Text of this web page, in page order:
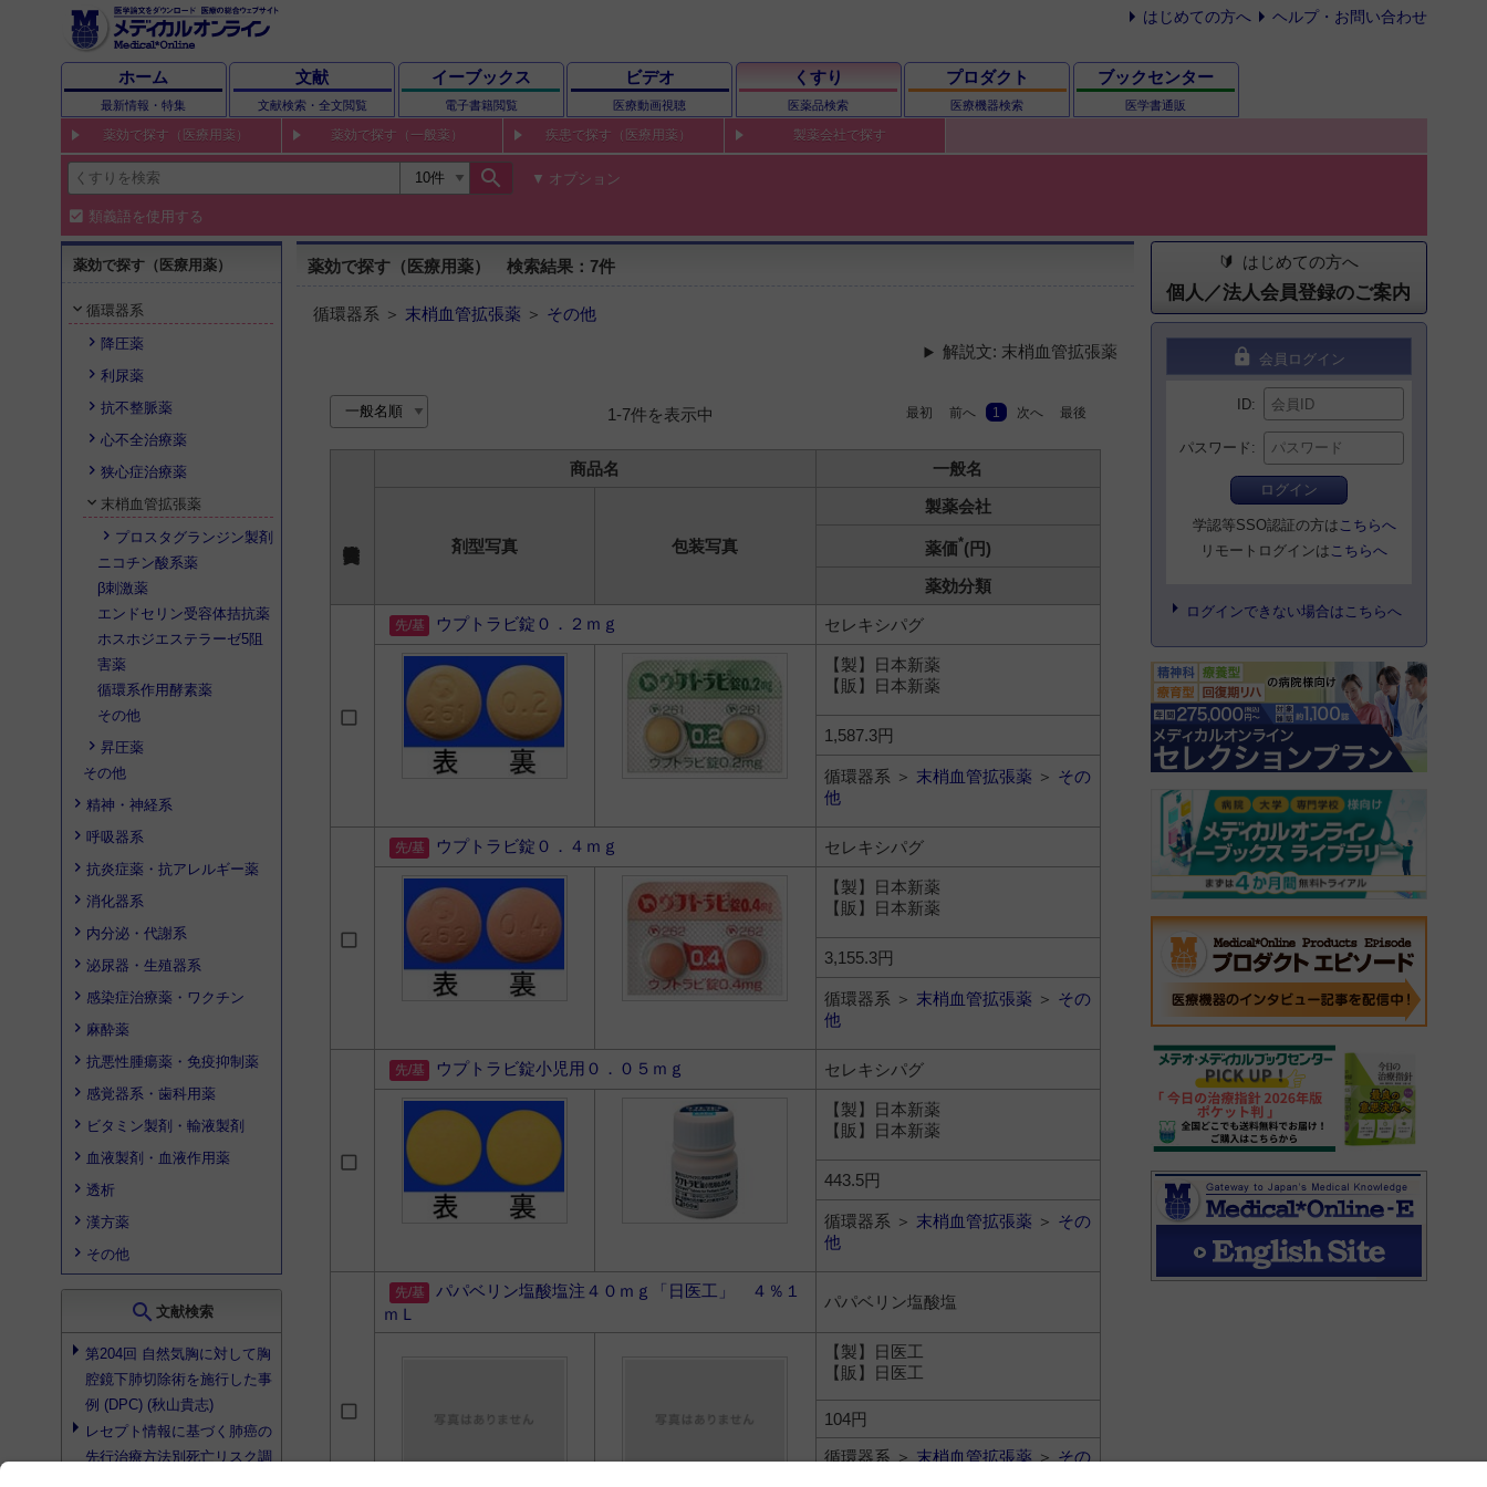
はじめての方へ ヘルプ・お問い合わせ
ホーム
最新情報・特集
文献
文献検索・全文閲覧
イーブックス
電子書籍閲覧
ビデオ
医療動画視聴
くすり
医薬品検索
プロダクト
医療機器検索
ブックセンター
医学書通販
薬効で探す（医療用薬） 薬効で探す（一般薬） 疾患で探す（医療用薬） 製薬会社で探す
search オプション
類義語を使用する
薬効で探す（医療用薬）
循環器系
降圧薬
利尿薬
抗不整脈薬
心不全治療薬
狭心症治療薬
末梢血管拡張薬
プロスタグランジン製剤
ニコチン酸系薬
β刺激薬
エンドセリン受容体拮抗薬
ホスホジエステラーゼ5阻
害薬
循環系作用酵素薬
その他
昇圧薬
その他
精神・神経系
呼吸器系
抗炎症薬・抗アレルギー薬
消化器系
内分泌・代謝系
泌尿器・生殖器系
感染症治療薬・ワクチン
麻酔薬
抗悪性腫瘍薬・免疫抑制薬
感覚器系・歯科用薬
ビタミン製剤・輸液製剤
血液製剤・血液作用薬
透析
漢方薬
その他
search 文献検索
第204回 自然気胸に対して胸
腔鏡下肺切除術を施行した事
例 (DPC) (秋山貴志)
レセプト情報に基づく肺癌の
先行治療方法別死亡リスク調
薬効で探す（医療用薬） 検索結果：7件
循環器系 ＞ 末梢血管拡張薬 ＞ その他
解説文: 末梢血管拡張薬
1-7件を表示中 最初 前へ 1 次へ 最後
商品名 一般名
剤型写真 包装写真
製薬会社
薬価*(円)
薬効分類
ウプトラビ錠０．２ｍｇ
セレキシパグ
【製】日本新薬
【販】日本新薬
1,587.3円
循環器系 ＞ 末梢血管拡張薬 ＞ その
他
ウプトラビ錠０．４ｍｇ セレキシパグ
【製】日本新薬
【販】日本新薬
3,155.3円
循環器系 ＞ 末梢血管拡張薬 ＞ その
他
ウプトラビ錠小児用０．０５ｍｇ セレキシパグ
【製】日本新薬
【販】日本新薬
443.5円
循環器系 ＞ 末梢血管拡張薬 ＞ その
他
パパベリン塩酸塩注４０ｍｇ「日医工」 ４％１
ｍＬ
パパベリン塩酸塩
【製】日医工
【販】日医工
104円
循環器系 ＞末梢血管拡張薬＞その
はじめての方へ
個人／法人会員登録のご案内
lock 会員ログイン
ID
パスワード
ログイン
学認等SSO認証の方は こちらへ
リモートログインは こちらへ
ログインできない場合はこちらへ